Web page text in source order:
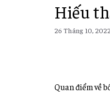
Hiếu
26 Tháng 10, 2022
Quan điểm về